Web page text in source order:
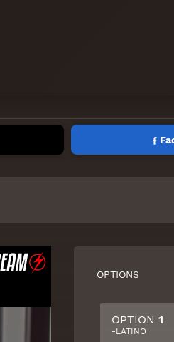
OPTIONS
OPTION 1
-LATINO